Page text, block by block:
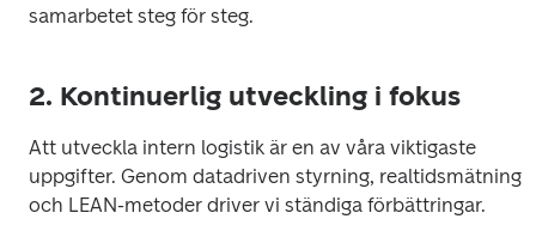
samarbetet steg för steg.
2. Kontinuerlig utveckling i fokus
Att utveckla intern logistik är en av våra viktigaste
uppgifter. Genom datadriven styrning, realtidsmätning
och LEAN-metoder driver vi ständiga förbättringar.